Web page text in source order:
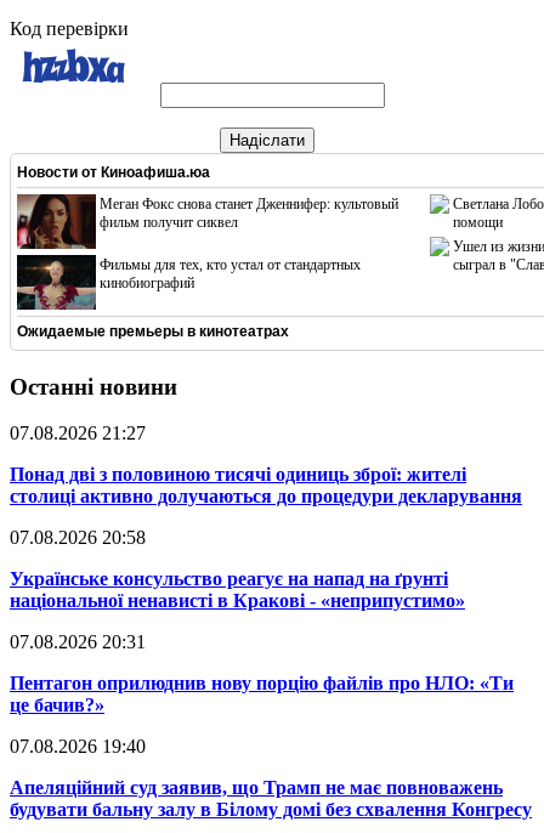
Код перевірки
Надіслати
Новости от Киноафиша.юа
Меган Фокс снова станет Дженнифер: культовый
фильм получит сиквел
Фильмы для тех, кто устал от стандартных
кинобиографий
Светлана
помощи
Ушел из жизни
сыграл в
Ожидаемые премьеры в кинотеатрах
Останні новини
07.08.2026 21:27
​Понад дві з половиною тисячі одиниць зброї: жителі
столиці активно долучаються до процедури декларування
07.08.2026 20:58
​Українське консульство реагує на напад на ґрунті
національної ненависті в Кракові - «неприпустимо»
07.08.2026 20:31
​Пентагон оприлюднив нову порцію файлів про НЛО: «Ти
це бачив?»
07.08.2026 19:40
​Апеляційний суд заявив, що Трамп не має повноважень
будувати бальну залу в Білому домі без схвалення Конгресу